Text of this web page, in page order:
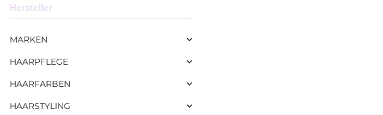
Hersteller
MARKEN
HAARPFLEGE
HAARFARBEN
HAARSTYLING